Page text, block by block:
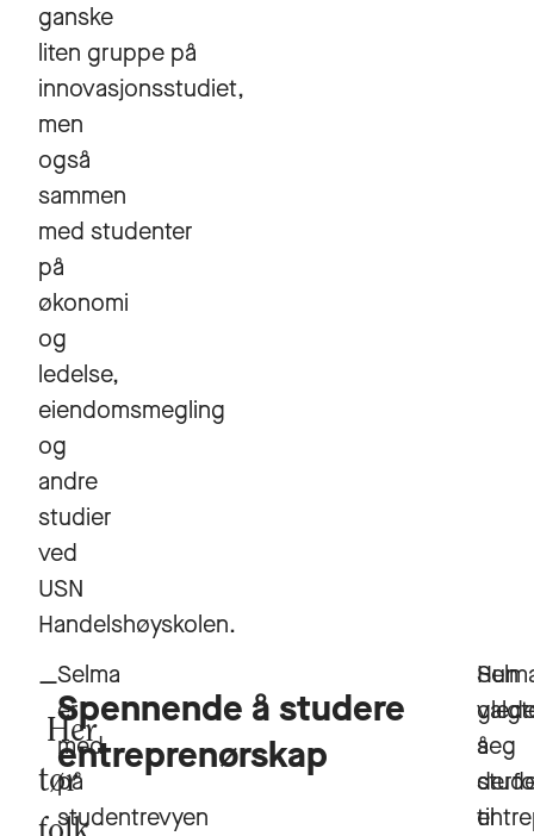
ganske
liten gruppe på
innovasjonsstudiet,
men
også
sammen
med studenter
på
økonomi
og
ledelse,
eiendomsmegling
og
andre
studier
ved
USN
Handelshøyskolen.
Her
tør
Selma
er
med
på
studentrevyen
Spennende å studere
entreprenørskap
å
Hun
seg
til